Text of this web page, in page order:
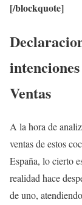
[/blockquote]
Ventas
A la hora de
ventas de estos
España, lo cierto
realidad hace
de uno,